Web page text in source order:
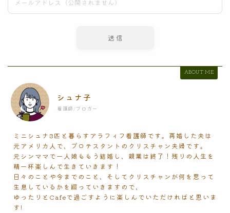
ABOUT ME
シュナ子
看護師/ブロガー
ミニシュナ3匹と暮らすアラフィフ看護師です。再婚した夫は
元アメリカ人で、プロテスタントのクリスチャン夫婦です。
元シンママで一人娘ももう結婚し、親業は終了！残りの人生を
精一杯楽しんで生きていきます！
日々のことや今までのこと、そしてクリスチャンが何を思って
生息しているかを綴っていきますので、
ゆったりとCafeで過ごすように楽しんでいただければと思いま
す!